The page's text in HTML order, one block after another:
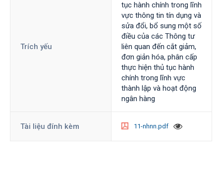
Trích yếu
tục hành chính trong lĩnh
vực thông tin tín dụng và
sửa đổi, bổ sung một số
điều của các Thông tư
liên quan đến cắt giảm,
đơn giản hóa, phân cấp
thực hiện thủ tục hành
chính trong lĩnh vực
thành lập và hoạt động
ngân hàng
Tài liệu đính kèm 11-nhnn.pdf